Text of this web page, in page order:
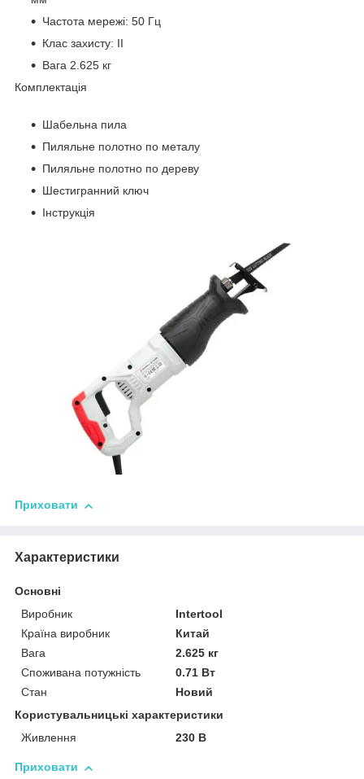
Частота мережі: 50 Гц
Клас захисту: ІІ
Вага 2.625 кг
Комплектація
Шабельна пила
Пиляльне полотно по металу
Пиляльне полотно по дереву
Шестигранний ключ
Інструкція
Приховати
Характеристики
Основні
Виробник
Intertool
Країна виробник
Китай
Вага
2.625 кг
Споживана потужність
0.71 Вт
Стан
Новий
Користувальницькі характеристики
Живлення
230 В
Приховати